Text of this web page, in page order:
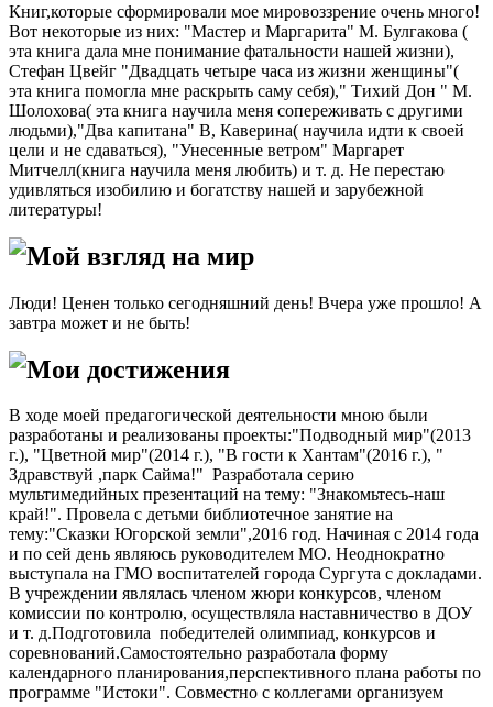
Книг,которые сформировали мое мировоззрение очень много!
Вот некоторые из них: "Мастер и Маргарита" М. Булгакова (
эта книга дала мне понимание фатальности нашей жизни),
Стефан Цвейг "Двадцать четыре часа из жизни женщины"(
эта книга помогла мне раскрыть саму себя)," Тихий Дон " М.
Шолохова( эта книга научила меня сопереживать с другими
людьми),"Два капитана" В, Каверина( научила идти к своей
цели и не сдаваться), "Унесенные ветром" Маргарет
Митчелл(книга научила меня любить) и т. д. Не перестаю
удивляться изобилию и богатству нашей и зарубежной
литературы!
Мой взгляд на мир
Люди! Ценен только сегодняшний день! Вчера уже прошло! А
завтра может и не быть!
Мои достижения
В ходе моей предагогической деятельности мною были
разработаны и реализованы проекты:"Подводный мир"(2013
г.), "Цветной мир"(2014 г.), "В гости к Хантам"(2016 г.), "
Здравствуй ,парк Сайма!" Разработала серию
мультимедийных презентаций на тему: "Знакомьтесь-наш
край!". Провела с детьми библиотечное занятие на
тему:"Сказки Югорской земли",2016 год. Начиная с 2014 года
и по сей день являюсь руководителем МО. Неоднократно
выступала на ГМО воспитателей города Сургута с докладами.
В учреждении являлась членом жюри конкурсов, членом
комиссии по контролю, осуществляла наставничество в ДОУ
и т. д.Подготовила победителей олимпиад, конкурсов и
соревнований.Самостоятельно разработала форму
календарного планирования,перспективного плана работы по
программе "Истоки". Совместно с коллегами организуем